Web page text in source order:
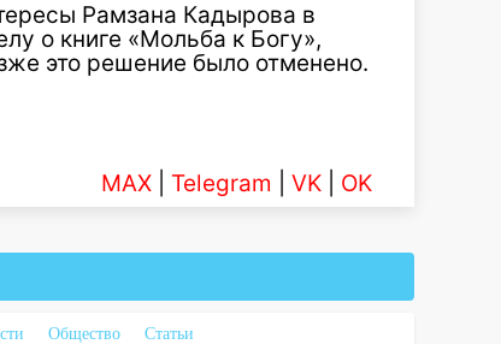
Рамзана Кадырова в
о книге «Мольба к Богу»,
это решение было отменено.
MAX Telegram VK OK
Общество
Статьи